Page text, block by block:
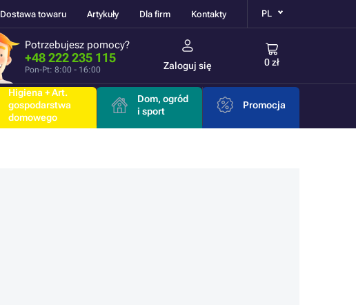
Dostawa towaru Artykuły Dla firm Kontakty PL
Potrzebujesz pomocy?
+48 222 235 115
Pon-Pt: 8:00 - 16:00 Zaloguj się 0 zł
Higiena + Art.
gospodarstwa
domowego
Dom, ogród
i sport
Promocja